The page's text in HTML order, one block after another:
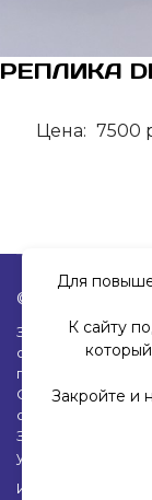
РЕПЛИКА
Цена: 7500
© 2019-2026
Для
К сайту
Закройте и
Заполняя любые
свое
персональных
Согласие на
обработки
Закройте и не
условиями.
Изображения: